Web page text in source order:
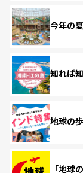
今年の
知れば
地球の
「地球